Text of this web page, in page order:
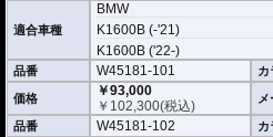
適合車種
BMW
K1600B (-'21)
K1600B ('22-)
品番 W45181-101 カ
価格
￥93,000
￥ 102,300(税込) メ
品番 W45181-102 カ